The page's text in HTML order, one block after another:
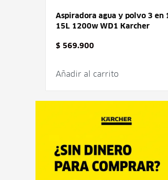
Aspiradora agua y polvo 3 en
15L 1200w WD1 Karcher
$ 569.900
Añadir al carrito